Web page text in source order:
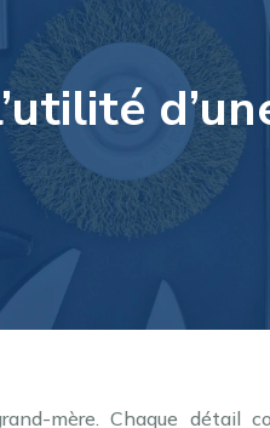
mère. Chaque détail